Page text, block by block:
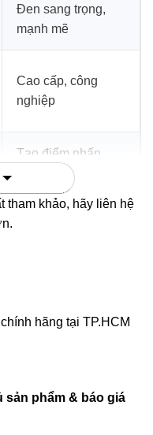
Đen sang trọng,
mạnh mẽ
Cao cấp, công
nghiệp
Tạo điểm nhấn
tương phản mạnh
mẽ
khảo
tham khảo, hãy liên hệ
hãng tại TP.HCM
sản phẩm & báo giá